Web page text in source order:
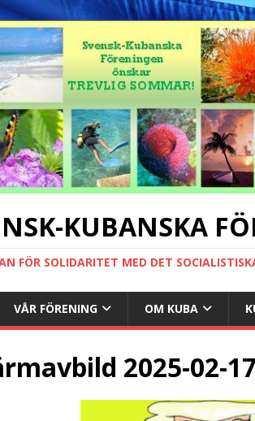
KUBANSKA
FÖR SOLIDARITET MED DET
VÅR FÖRENING OM KUBA
2025-02-